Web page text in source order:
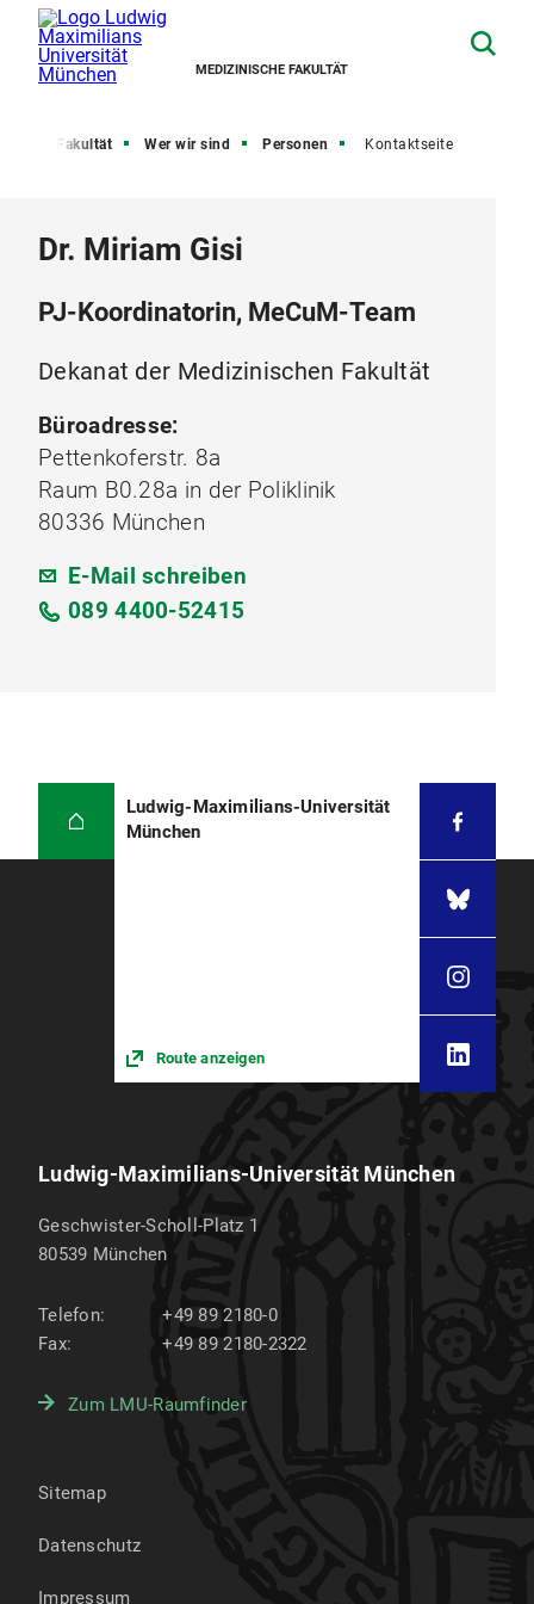
MEDIZINISCHE FAKULTÄT
Fakultät Wer wir sind Personen Kontaktseite
Dr. Miriam Gisi
PJ-Koordinatorin, MeCuM-Team
Dekanat der Medizinischen Fakultät
Büroadresse:
Pettenkoferstr. 8a
Raum B0.28a in der Poliklinik
80336 München
E-Mail schreiben
089 4400-52415
Ludwig-Maximilians-Universität
München
Route anzeigen
Ludwig-Maximilians-Universität München
Geschwister-Scholl-Platz 1
80539 München
Telefon:
+49 89 2180-0
Fax:
+49 89 2180-2322
Zum LMU-Raumfinder
Sitemap
Datenschutz
Impressum